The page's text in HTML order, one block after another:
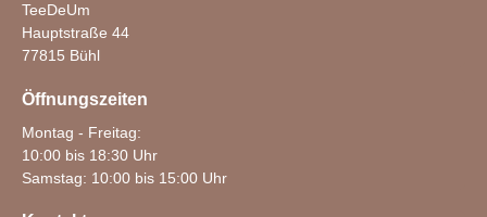
TeeDeUm
Hauptstraße 44
77815 Bühl
Öffnungszeiten
Montag - Freitag:
10:00 bis 18:30 Uhr
Samstag: 10:00 bis 15:00 Uhr